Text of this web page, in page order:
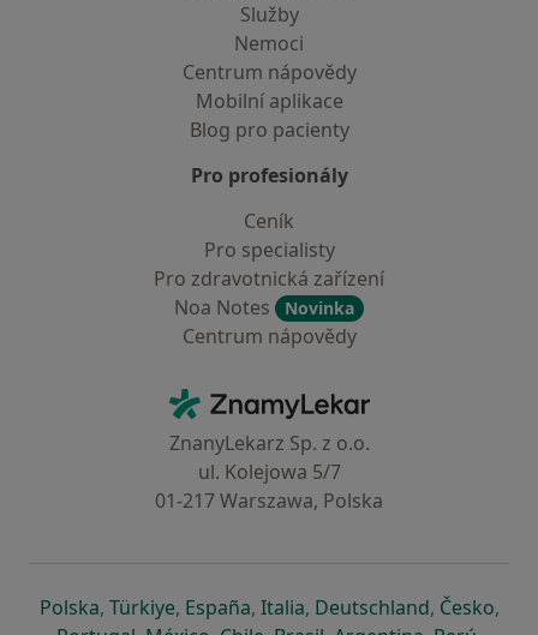
Služby
Nemoci
Centrum nápovědy
Mobilní aplikace
Blog pro pacienty
Pro profesionály
Ceník
Pro specialisty
Pro zdravotnická zařízení
Noa Notes
Novinka
Centrum nápovědy
ZnamyLekar - Hlavní stránka
ZnanyLekarz Sp. z o.o.
ul. Kolejowa 5/7
01-217 Warszawa, Polska
Polskase otevře v nové záložce
, Türkiyese otevře v nové záložce
, Españase otevře v nové záložce
, Italiase otevře v nové záložce
, Deutschlandse otevře v
, Českose
,